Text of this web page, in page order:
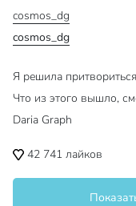
cosmos_dg
cosmos_dg
Я решила
Что из этого вышло,
Daria Graph
42 741 лайков